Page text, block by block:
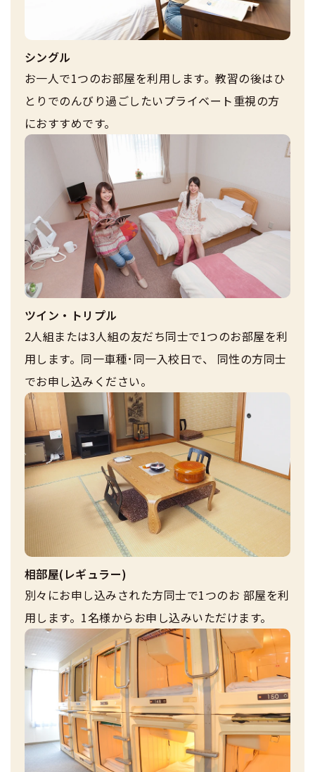
シングル
お一人で1つのお部屋を利用します。教習の後はひ
とりでのんびり過ごしたいプライベート重視の方
におすすめです。
ツイン・トリプル
2人組または3人組の友だち同士で1つのお部屋を利
用します。同一車種･同一入校日で、 同性の方同士
でお申し込みください。
相部屋(レギュラー)
別々にお申し込みされた方同士で1つのお 部屋を利
用します。1名様からお申し込みいただけます。